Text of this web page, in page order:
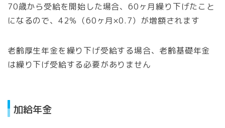
70歳から受給を開始した場合、60ヶ月繰り下げたこと
になるので、42％（60ヶ月×0.7）が増額されます
老齢厚生年金を繰り下げ受給する場合、老齢基礎年金
は繰り下げ受給する必要がありません
加給年金